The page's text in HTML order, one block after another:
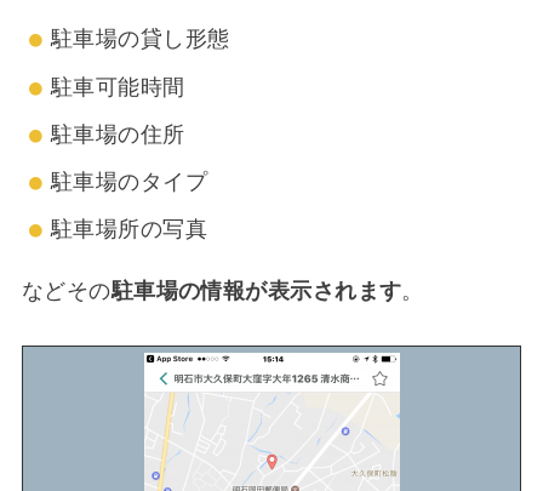
駐車場の貸し形態
駐車可能時間
駐車場の住所
駐車場のタイプ
駐車場所の写真
などその駐車場の情報が表示されます。